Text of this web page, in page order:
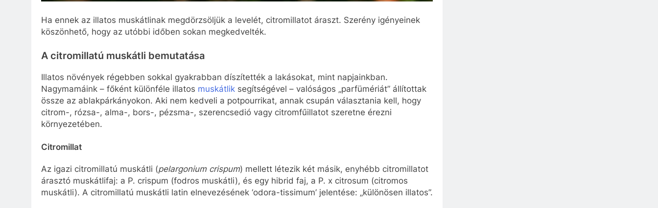
Ha ennek az illatos muskátlinak megdörzsöljük a levelét, citromillatot áraszt. Szerény igényeinek
köszönhető, hogy az utóbbi időben sokan megkedvelték.
A citromillatú muskátli bemutatása
Illatos növények régebben sokkal gyakrabban díszítették a lakásokat, mint napjainkban.
Nagymamáink – főként különféle illatos muskátlik segítségével – valóságos „parfümériát” állítottak
össze az ablakpárkányokon. Aki nem kedveli a potpourrikat, annak csupán választania kell, hogy
citrom-, rózsa-, alma-, bors-, pézsma-, szerencsedió vagy citromfűillatot szeretne érezni
környezetében.
Citromillat
Az igazi citromillatú muskátli (pelargonium crispum) mellett létezik két másik, enyhébb citromillatot
árasztó muskátlifaj: a P. crispum (fodros muskátli), és egy hibrid faj, a P. x citrosum (citromos
muskátli). A citromillatú muskátli latin elnevezésének ‘odora-tissimum’ jelentése: „különösen illatos”.